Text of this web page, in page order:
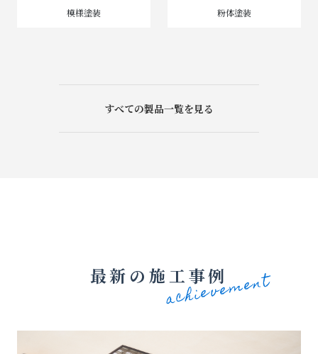
模様塗装 粉体塗装
すべての製品一覧を見る
最新の施工事例